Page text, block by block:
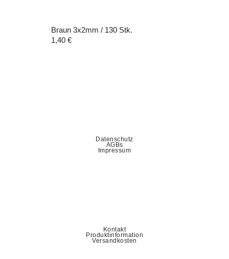
Braun 3x2mm / 130 Stk.
1,40 €
Datenschutz
AGBs
Impressum
Kontakt
Produktinformation
Versandkosten